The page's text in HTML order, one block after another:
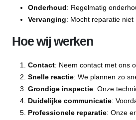
Onderhoud: Regelmatig
Vervanging: Mocht reparatie
Hoe wij werken
Contact: Neem contact met ons
Snelle reactie: We plannen zo
Grondige inspectie: Onze
Duidelijke communicatie:
Professionele reparatie: Onze